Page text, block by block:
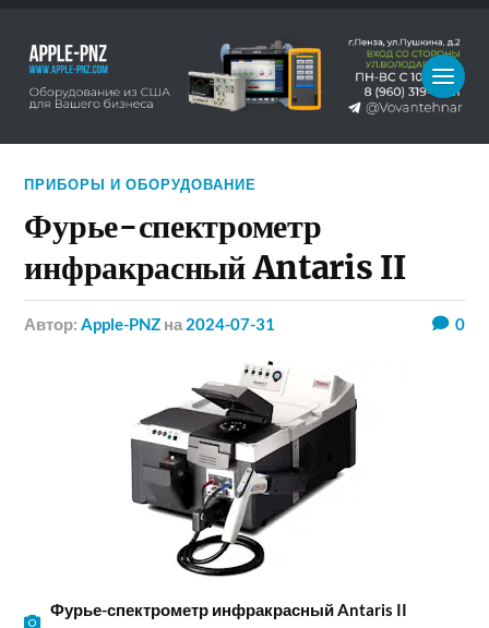
ПРИБОРЫ И ОБОРУДОВАНИЕ
Фурье-спектрометр
инфракрасный Antaris II
Автор:Apple-PNZ на 2024-07-31 0
Фурье-спектрометр инфракрасный Antaris II